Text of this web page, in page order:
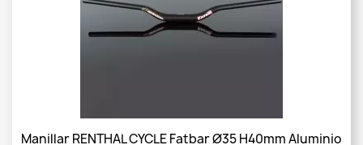
Manillar RENTHAL CYCLE Fatbar Ø35 H40mm Aluminio